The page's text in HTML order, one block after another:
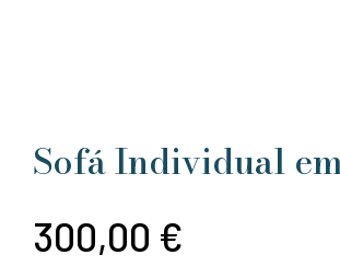
Sofá Individual
300,00 €